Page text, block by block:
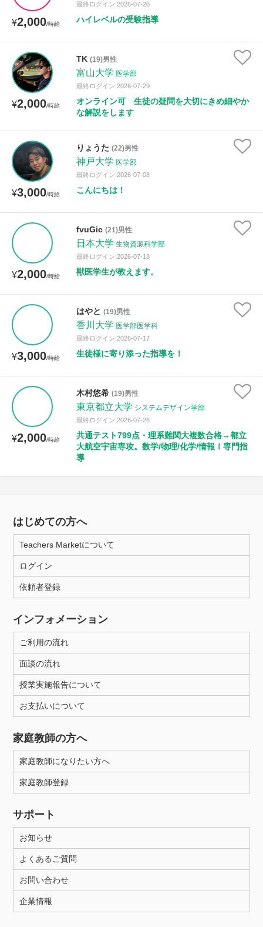
¥2,000/時給
最終ログイン:2026-07-26
ハイレベルの受験指導
¥2,000/時給
TK (19)男性
富山大学 医学部
最終ログイン:2026-07-29
オンライン可 生徒の疑問を大切にきめ細やか
な解説をします
¥3,000/時給
りょうた (22)男性
神戸大学 医学部
最終ログイン:2026-07-08
こんにちは！
¥2,000/時給
fvuGic (21)男性
日本大学 生物資源科学部
最終ログイン:2026-07-18
獣医学生が教えます。
¥3,000/時給
はやと (19)男性
香川大学 医学部医学科
最終ログイン:2026-07-17
生徒様に寄り添った指導を！
¥2,000/時給
木村悠希 (19)男性
東京都立大学 システムデザイン学部
最終ログイン:2026-07-26
共通テスト799点・理系難関大複数合格→都立
大航空宇宙専攻。数学/物理/化学/情報Ⅰ専門指
導
はじめての方へ
Teachers Marketについて
ログイン
依頼者登録
インフォメーション
ご利用の流れ
面談の流れ
授業実施報告について
お支払いについて
家庭教師の方へ
家庭教師になりたい方へ
家庭教師登録
サポート
お知らせ
よくあるご質問
お問い合わせ
企業情報